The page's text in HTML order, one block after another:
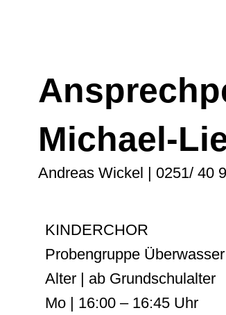
Michael-
Andreas Wickel | 0251/ 40
KINDERCHOR
Probengruppe Überwasser
Alter | ab Grundschulalter
Mo | 16:00 – 16:45 Uhr